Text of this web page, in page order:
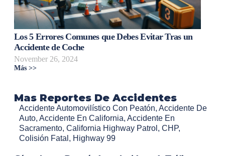
Los 5 Errores Comunes que Debes Evitar Tras un
Accidente de Coche
November 26, 2024
Más >>
Mas Reportes De Accidentes
Accidente Automovilístico Con Peatón, Accidente De
Auto, Accidente En California, Accidente En
Sacramento, California Highway Patrol , CHP,
Colisión Fatal , Highway 99